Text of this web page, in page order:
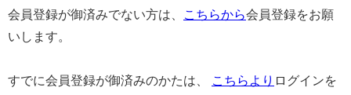
会員登録が御済みでない方は、
こちらから会員登録をお願
いします。
すでに会員登録が御済みのかたは、 こちらより ログインを